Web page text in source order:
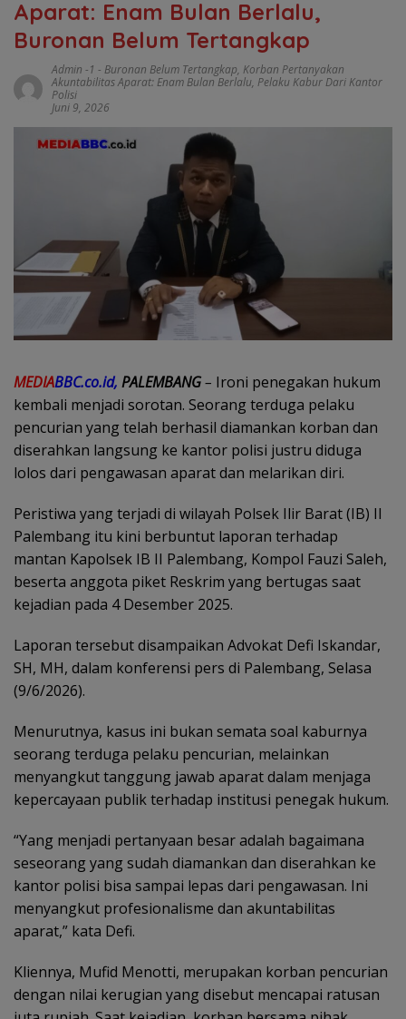
Aparat: Enam Bulan Berlalu,
Buronan Belum Tertangkap
Admin -1 - Buronan Belum Tertangkap, Korban Pertanyakan
Akuntabilitas Aparat: Enam Bulan Berlalu, Pelaku Kabur Dari Kantor
Polisi
Juni 9, 2026
MEDIABBC.co.id, PALEMBANG– Ironi penegakan hukum
kembali menjadi sorotan. Seorang terduga pelaku
pencurian yang telah berhasil diamankan korban dan
diserahkan langsung ke kantor polisi justru diduga
lolos dari pengawasan aparat dan melarikan diri.
Peristiwa yang terjadi di wilayah Polsek Ilir Barat (IB) II
Palembang itu kini berbuntut laporan terhadap
mantan Kapolsek IB II Palembang, Kompol Fauzi Saleh,
beserta anggota piket Reskrim yang bertugas saat
kejadian pada 4 Desember 2025.
Laporan tersebut disampaikan Advokat Defi Iskandar,
SH, MH, dalam konferensi pers di Palembang, Selasa
(9/6/2026).
Menurutnya, kasus ini bukan semata soal kaburnya
seorang terduga pelaku pencurian, melainkan
menyangkut tanggung jawab aparat dalam menjaga
kepercayaan publik terhadap institusi penegak hukum.
“Yang menjadi pertanyaan besar adalah bagaimana
seseorang yang sudah diamankan dan diserahkan ke
kantor polisi bisa sampai lepas dari pengawasan. Ini
menyangkut profesionalisme dan akuntabilitas
aparat,” kata Defi.
Kliennya, Mufid Menotti, merupakan korban pencurian
dengan nilai kerugian yang disebut mencapai ratusan